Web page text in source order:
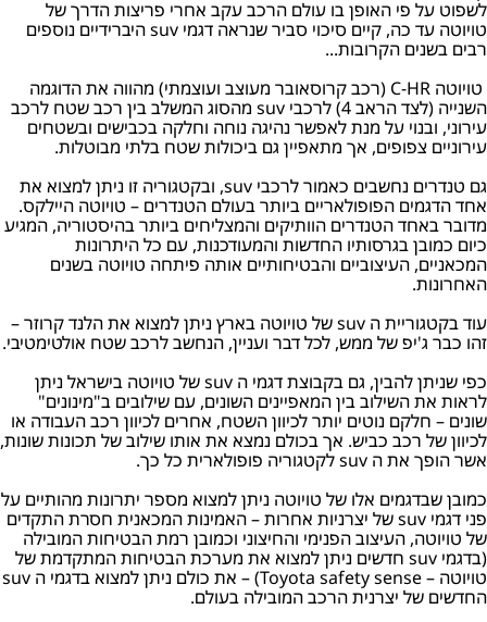
לשפוט על פי האופן בו עולם הרכב עקב אחרי פריצות הדרך של
טויוטה עד כה, קיים סיכוי סביר שנראה דגמי suv היברידיים נוספים
רבים בשנים הקרובות...
טויוטה C-HR (רכב קרוסאובר מעוצב ועוצמתי) מהווה את הדוגמה
השנייה (לצד הראב 4) לרכבי suv מהסוג המשלב בין רכב שטח לרכב
עירוני, ובנוי על מנת לאפשר נהיגה נוחה וחלקה בכבישים ובשטחים
עירוניים צפופים, אך מתאפיין גם ביכולות שטח בלתי מבוטלות.
גם טנדרים נחשבים כאמור לרכבי suv, ובקטגוריה זו ניתן למצוא את
אחד הדגמים הפופולאריים ביותר בעולם הטנדרים – טויוטה היילקס.
מדובר באחד הטנדרים הוותיקים והמצליחים ביותר בהיסטוריה, המגיע
כיום כמובן בגרסותיו החדשות והמעודכנות, עם כל היתרונות
המכאניים, העיצוביים והבטיחותיים אותה פיתחה טויוטה בשנים
האחרונות.
עוד בקטגוריית ה suv של טויוטה בארץ ניתן למצוא את הלנד קרוזר –
זהו כבר ג'יפ של ממש, לכל דבר ועניין, הנחשב לרכב שטח אולטימטיבי.
כפי שניתן להבין, גם בקבוצת דגמי ה suv של טויוטה בישראל ניתן
לראות את השילוב בין המאפיינים השונים, עם שילובים ב"מינונים"
שונים – חלקם נוטים יותר לכיוון השטח, אחרים לכיוון רכב העבודה או
לכיוון של רכב כביש. אך בכולם נמצא את אותו שילוב של תכונות שונות,
אשר הופך את ה suv לקטגוריה פופולארית כל כך.
כמובן שבדגמים אלו של טויוטה ניתן למצוא מספר יתרונות מהותיים על
פני דגמי suv של יצרניות אחרות – האמינות המכאנית חסרת התקדים
של טויוטה, העיצוב הפנימי והחיצוני וכמובן רמת הבטיחות המובילה
(בדגמי suv חדשים ניתן למצוא את מערכת הבטיחות המתקדמת של
טויוטה – Toyota safety sense) – את כולם ניתן למצוא בדגמי ה suv
החדשים של יצרנית הרכב המובילה בעולם.